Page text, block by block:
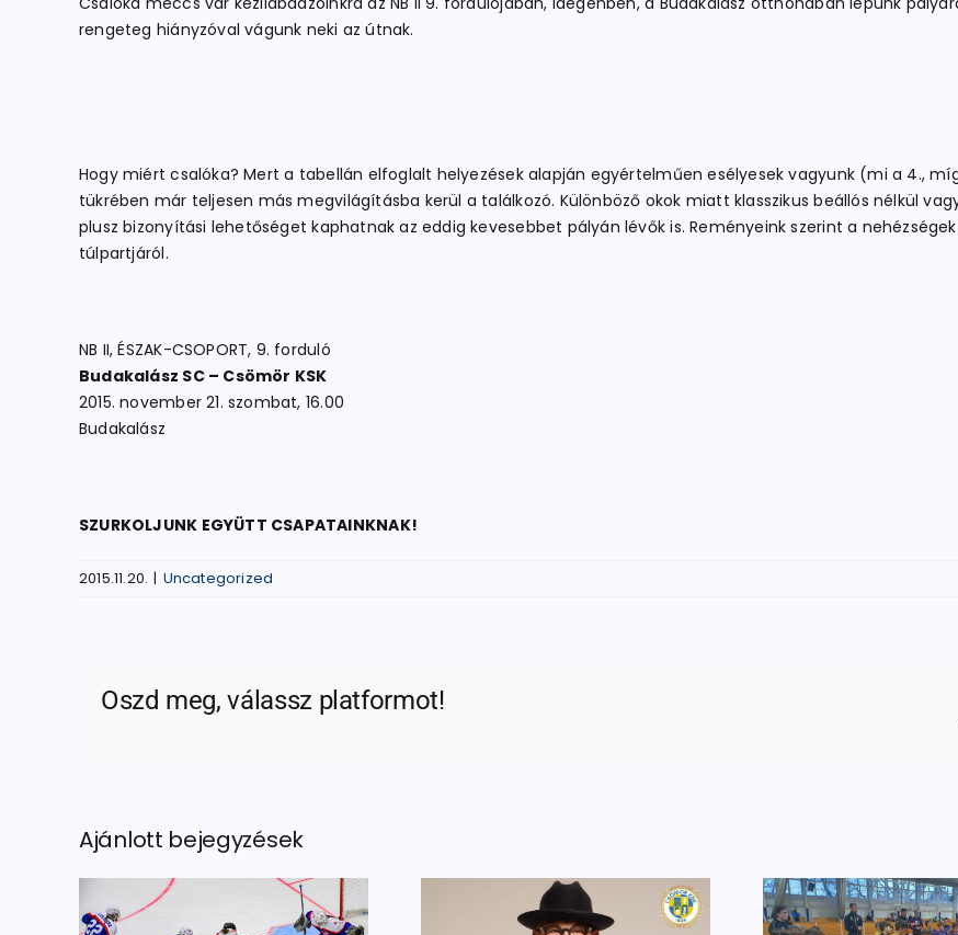
rengeteg hiányzóval vágunk neki az útnak.
Hogy miért csalóka? Mert a tabellán elfoglalt helyezések alapján egyértelműen esélyesek vagyunk (mi a 4.,
tükrében már teljesen más megvilágításba kerül a találkozó. Különböző okok miatt klasszikus beállós nélkül
plusz bizonyítási lehetőséget kaphatnak az eddig kevesebbet pályán lévők is. Reményeink szerint a
túlpartjáról.
NB II, ÉSZAK-CSOPORT, 9. forduló
Budakalász SC – Csömör KSK
2015. november 21. szombat, 16.00
Budakalász
SZURKOLJUNK EGYÜTT CSAPATAINKNAK!
2015.11.20. | Uncategorized
Oszd meg, válassz platformot!
Ajánlott bejegyzések